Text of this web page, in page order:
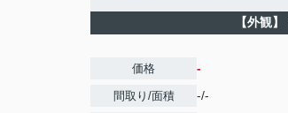
【外観】
価格 -
間取り/面積 -/-